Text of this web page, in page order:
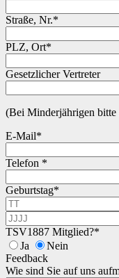
Straße, Nr.*
PLZ, Ort*
Gesetzlicher Vertreter
(Bei Minderjährigen bitte
E-Mail*
Telefon *
Geburtstag*
TSV1887 Mitglied?*
Ja
Nein
Feedback
Wie sind Sie auf uns